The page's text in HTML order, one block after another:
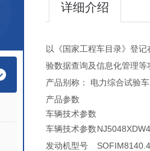
详细介绍
以《国家工程车目录》登
验数据查询及信息化管理等
产品别称： 电力综合试验
产品参数
车辆技术参数
车辆技术参数
发动机型号